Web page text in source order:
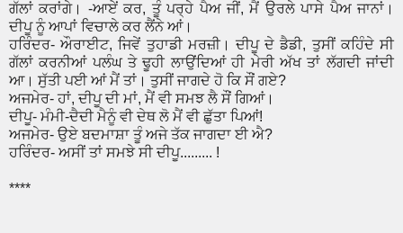
ਗੱਲਾਂ ਕਰਾਂਗੇ। -ਆਏਂ ਕਰ, ਤੂੰ ਪਰ੍ਹੇ ਪੈਅ ਜੀਂ, ਮੈਂ ਉਰਲੇ ਪਾਸੇ ਪੈਅ ਜਾਨਾਂ।
ਦੀਪੂ ਨੂੰ ਆਪਾਂ ਵਿਚਾਲੇ ਕਰ ਲੈਂਨੇ ਆਂ।
ਹਰਿੰਦਰ- ਔਰਾਈਟ, ਜਿਵੇਂ ਤੁਹਾਡੀ ਮਰਜ਼ੀ। ਦੀਪੂ ਦੇ ਡੈਡੀ, ਤੁਸੀਂ ਕਹਿੰਦੇ ਸੀ
ਗੱਲਾਂ ਕਰਨੀਆਂ ਪਲੰਘ ਤੇ ਢੂਹੀ ਲਾਉਂਦਿਆਂ ਹੀ ਮੇਰੀ ਅੱਖ ਤਾਂ ਲੱਗਦੀ ਜਾਂਦੀ
ਆ। ਸੁੱਤੀ ਪਈ ਆਂ ਮੈਂ ਤਾਂ। ਤੁਸੀਂ ਜਾਗਦੇ ਹੋ ਕਿ ਸੌਂ ਗਏ?
ਅਜਮੇਰ- ਹਾਂ, ਦੀਪੂ ਦੀ ਮਾਂ, ਮੈਂ ਵੀ ਸਮਝ ਲੈ ਸੌਂ ਗਿਆਂ।
ਦੀਪੂ- ਮੰਮੀ-ਦੈਦੀ ਮੈਨੂੰ ਵੀ ਦੇਥ ਲੋ ਮੈਂ ਵੀ ਛੁੱਤਾ ਪਿਆਂ!
ਅਜਮੇਰ- ਉਏ ਬਦਮਾਸ਼ਾ ਤੂੰ ਅਜੇ ਤੱਕ ਜਾਗਦਾ ਈ ਐ?
ਹਰਿੰਦਰ- ਅਸੀਂ ਤਾਂ ਸਮਝੇ ਸੀ ਦੀਪੂ......... !
****